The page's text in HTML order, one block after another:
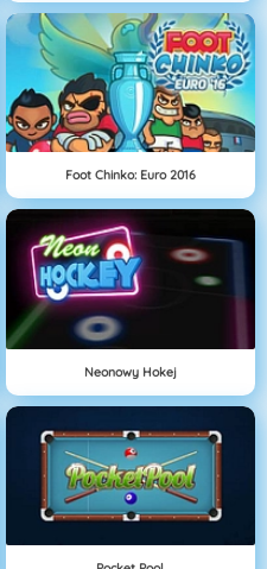
Foot Chinko: Euro 2016
Neonowy Hokej